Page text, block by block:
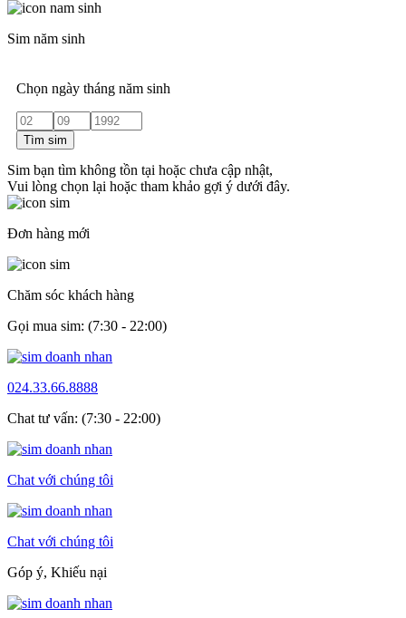
Sim năm sinh
Chọn ngày tháng năm sinh
Tìm sim
Sim bạn tìm không tồn tại hoặc chưa cập nhật,
Vui lòng chọn lại hoặc tham khảo gợi ý dưới đây.
Đơn hàng mới
Chăm sóc khách hàng
Gọi mua sim: (7:30 - 22:00)
024.33.66.8888
Chat tư vấn: (7:30 - 22:00)
Chat với chúng tôi
Chat với chúng tôi
Góp ý, Khiếu nại